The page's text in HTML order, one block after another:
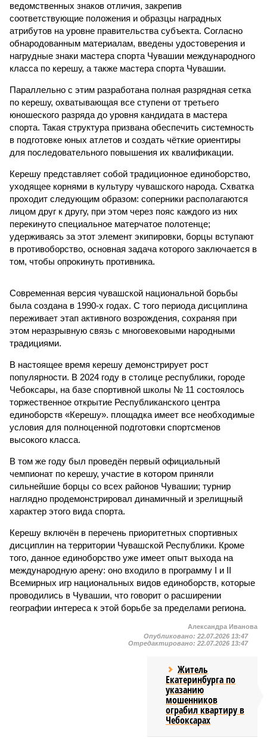
ведомственных знаков отличия, закрепив
соответствующие положения и образцы наградных
атрибутов на уровне правительства субъекта. Согласно
обнародованным материалам, введены удостоверения и
нагрудные знаки мастера спорта Чувашии международного
класса по керешу, а также мастера спорта Чувашии.
Параллельно с этим разработана полная разрядная сетка
по керешу, охватывающая все ступени от третьего
юношеского разряда до уровня кандидата в мастера
спорта. Такая структура призвана обеспечить системность
в подготовке юных атлетов и создать чёткие ориентиры
для последовательного повышения их квалификации.
Керешу представляет собой традиционное единоборство,
уходящее корнями в культуру чувашского народа. Схватка
проходит следующим образом: соперники располагаются
лицом друг к другу, при этом через пояс каждого из них
перекинуто специальное матерчатое полотенце;
удерживаясь за этот элемент экипировки, борцы вступают
в противоборство, основная задача которого заключается в
том, чтобы опрокинуть противника.
Современная версия чувашской национальной борьбы
была создана в 1990-х годах. С того периода дисциплина
переживает этап активного возрождения, сохраняя при
этом неразрывную связь с многовековыми народными
традициями.
В настоящее время керешу демонстрирует рост
популярности. В 2024 году в столице республики, городе
Чебоксары, на базе спортивной школы № 11 состоялось
торжественное открытие Республиканского центра
единоборств «Керешу». площадка имеет все необходимые
условия для полноценной подготовки спортсменов
высокого класса.
В том же году был проведён первый официальный
чемпионат по керешу, участие в котором приняли
сильнейшие борцы со всех районов Чувашии; турнир
наглядно продемонстрировал динамичный и зрелищный
характер этого вида спорта.
Керешу включён в перечень приоритетных спортивных
дисциплин на территории Чувашской Республики. Кроме
того, данное единоборство уже имеет опыт выхода на
международную арену: оно входило в программу I и II
Всемирных игр национальных видов единоборств, которые
проводились в Чувашии, что говорит о расширении
географии интереса к этой борьбе за пределами региона.
Александра Иванова
Опубликовано: 22.07.2026 13:47
Отредактировано: 22.07.2026 13:47
Житель
Екатеринбурга по
указанию
мошенников
ограбил квартиру в
Чебоксарах